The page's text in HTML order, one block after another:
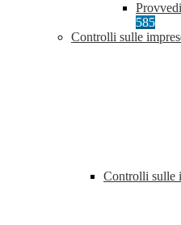
585
Controlli sulle
Controlli sulle